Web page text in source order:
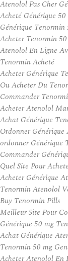
Atenolol Pas Cher
Acheté Générique
Générique
Acheter Tenormin
Atenolol En Ligne
Tenormin Acheté
Acheter Générique
Ou Acheter Du
Commander
Acheter Atenolol
Achat Générique
Ordonner
ordonner
Commander
Quel Site Pour
Acheter Générique
Tenormin Atenolol
Buy Tenormin Pills
Meilleur Site Pour
Générique 50 mg
Achat Générique
Tenormin 50 mg